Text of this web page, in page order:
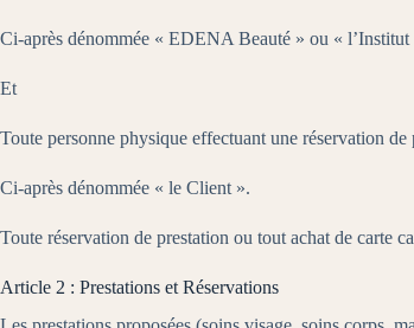
Ci-après dénommée « EDENA Beauté » ou « l’Institut
Et
Toute personne physique effectuant une réservation
Ci-après dénommée « le Client ».
Toute réservation de prestation ou tout achat de carte
Article 2 : Prestations et Réservations